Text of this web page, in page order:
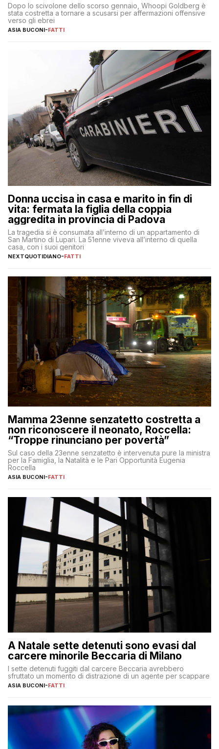
Dopo lo scivolone dello scorso gennaio, Whoopi Goldberg è
stata costretta a tornare a scusarsi per affermazioni offensive
verso gli ebrei
ASIA BUCONI-FATTI
Donna uccisa in casa e marito in fin di
vita: fermata la figlia della coppia
aggredita in provincia di Padova
La tragedia si è consumata all’interno di un appartamento di
San Martino di Lupari. La 51enne viveva all’interno di quella
casa, con i suoi genitori
NEXTQUOTIDIANO-FATTI
Mamma 23enne senzatetto costretta a
non riconoscere il neonato, Roccella:
“Troppe rinunciano per povertà”
Sul caso della 23enne senzatetto è intervenuta pure la ministra
per la Famiglia, la Natalità e le Pari Opportunità Eugenia
Roccella
ASIA BUCONI-FATTI
A Natale sette detenuti sono evasi dal
carcere minorile Beccaria di Milano
I sette detenuti fuggiti dal carcere Beccaria avrebbero
sfruttato un momento di distrazione di un agente per scappare
ASIA BUCONI-FATTI